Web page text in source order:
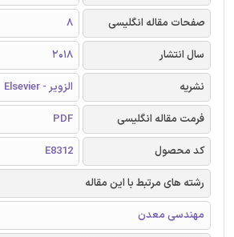
صفحات مقاله انگلیسی
8
سال انتشار
2018
نشریه
الزویر - Elsevier
فرمت مقاله انگلیسی
PDF
کد محصول
E8312
رشته های مرتبط با این مقاله
مهندسی معدن